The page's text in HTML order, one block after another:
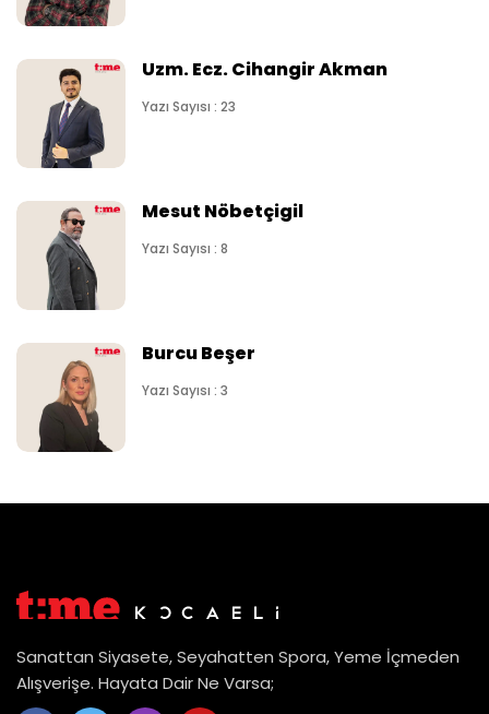
Uzm. Ecz. Cihangir Akman
Yazı Sayısı : 23
Mesut Nöbetçigil
Yazı Sayısı : 8
Burcu Beşer
Yazı Sayısı : 3
Sanattan Siyasete, Seyahatten Spora, Yeme İçmeden
Alışverişe. Hayata Dair Ne Varsa;